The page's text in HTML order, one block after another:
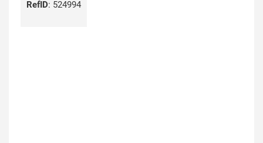
RefID: 524994